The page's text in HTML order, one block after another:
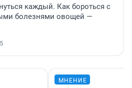
каждый. Как бороться с
болезнями овощей —
5
МНЕНИЕ